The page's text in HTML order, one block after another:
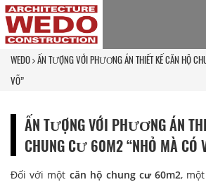
WEDO ẤN TƯỢNG VỚI PHƯƠNG ÁN THIẾT KẾ CĂN HỘ
VÕ”
ẤN TƯỢNG VỚI PHƯƠNG ÁN
CHUNG CƯ 60M2 “NHỎ MÀ CÓ
Đối với một căn hộ chung cư 60m2,